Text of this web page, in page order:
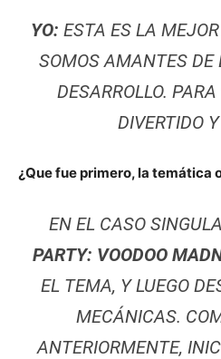
YO: ESTA ES LA
SOMOS AMANTES DE
DESARROLLO.
DIVERTIDO
¿Que fue primero, la temática
EN EL CASO
PARTY: VOODOO
EL TEMA, Y LUEGO
MECÁNICAS.
ANTERIORMENTE,